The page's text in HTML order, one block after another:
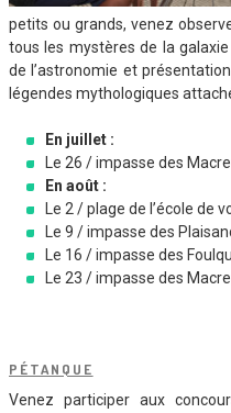
petits ou grands, venez
tous les mystères de la
de l’astronomie et
légendes mythologiques
En juillet :
Le 26 / impasse des
En août :
Le 2 / plage de l’école de
Le 9 / impasse des
Le 16 / impasse des
Le 23 / impasse des
PÉTANQUE
Venez participer aux